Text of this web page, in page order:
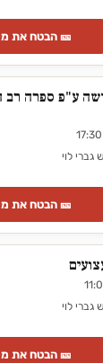
🎫 הבטח את
ע"פ ספרה
גברי לוי
🎫 הבטח את
גברי לוי
🎫 הבטח את